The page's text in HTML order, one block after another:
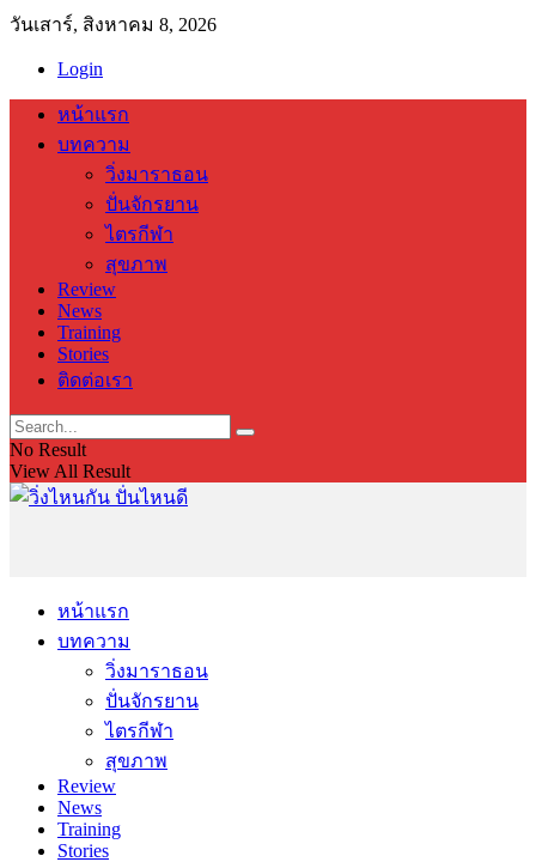
วันเสาร์, สิงหาคม 8, 2026
Login
หน้าแรก
บทความ
วิ่งมาราธอน
ปั่นจักรยาน
ไตรกีฬา
สุขภาพ
Review
News
Training
Stories
ติดต่อเรา
No Result
View All Result
หน้าแรก
บทความ
วิ่งมาราธอน
ปั่นจักรยาน
ไตรกีฬา
สุขภาพ
Review
News
Training
Stories